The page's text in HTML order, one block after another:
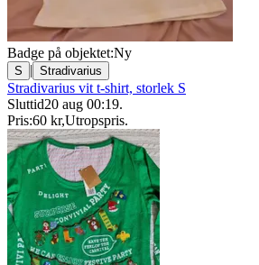
Badge på objektet:Ny
S | Stradivarius
Stradivarius vit t-shirt, storlek S
Sluttid20 aug 00:19.
Pris:60 kr,Utropspris.